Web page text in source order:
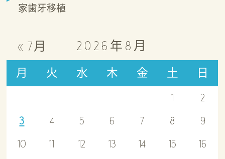
家歯牙移植
2026年8月
月 火 水 木 金 土 日
« 7月
1
2
3
4 5 6 7 8
9
10
11 12 13 14 15
16